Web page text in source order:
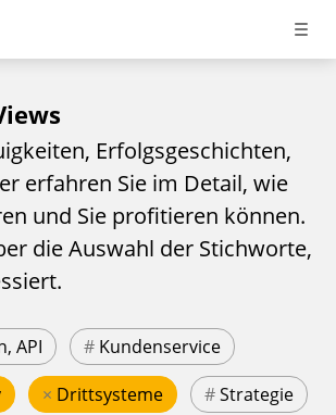
Erfolgsgeschichten,
erfahren Sie im Detail, wie
und Sie profitieren können.
die Auswahl der Stichworte,
API # Kundenservice
× Drittsysteme #Strategie